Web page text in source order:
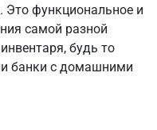
Это функциональное и
самой разной
будь то
банки с домашними